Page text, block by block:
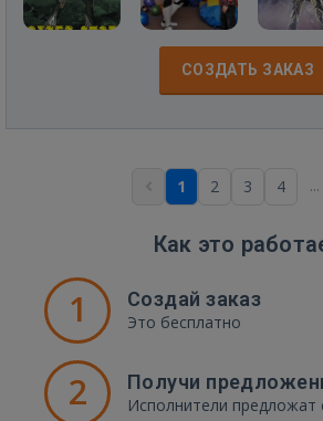
СОЗДАТЬ ЗАКАЗ
1 2 3 4 ...
Как это
1 Создай заказ
Это бесплатно
2 Получи
Исполнители предложат